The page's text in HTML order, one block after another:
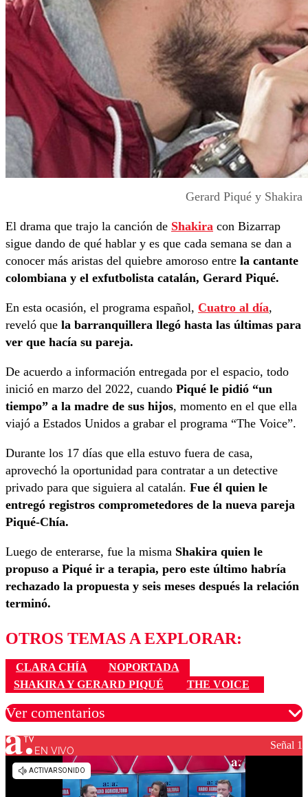
Gerard Piqué y Shakira
El drama que trajo la canción de Shakira con Bizarrap
sigue dando de qué hablar y es que cada semana se dan a
conocer más aristas del quiebre amoroso entre la cantante
colombiana y el exfutbolista catalán, Gerard Piqué.
En esta ocasión, el programa español, Cuatro al día,
reveló que la barranquillera llegó hasta las últimas para
ver que hacía su pareja.
De acuerdo a información entregada por el espacio, todo
inició en marzo del 2022, cuando Piqué le pidió “un
tiempo” a la madre de sus hijos, momento en el que ella
viajó a Estados Unidos a grabar el programa “The Voice”.
Durante los 17 días que ella estuvo fuera de casa,
aprovechó la oportunidad para contratar a un detective
privado para que siguiera al catalán. Fue él quien le
entregó registros comprometedores de la nueva pareja
Piqué-Chía.
Luego de enterarse, fue la misma Shakira quien le
propuso a Piqué ir a terapia, pero este último habría
rechazado la propuesta y seis meses después la relación
terminó.
OTROS TEMAS A EXPLORAR:
CLARA CHÍA
NOPORTADA
SHAKIRA Y GERARD PIQUÉ
THE VOICE
Ver comentarios
Los comentarios son moderados para garantizar un
diálogo respetuoso.
EN VIVO Señal 1